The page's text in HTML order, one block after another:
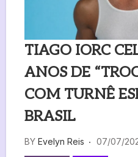
TIAGO IORC
ANOS DE
COM TURNÊ
BRASIL
BY Evelyn Reis 07/07/